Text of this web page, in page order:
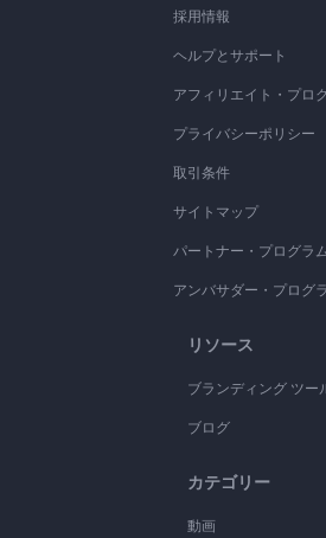
採用情報
ヘルプとサポート
アフィリエイト・プロ
プライバシーポリシー
取引条件
サイトマップ
パートナー・プログラ
アンバサダー・プログ
リソース
ブランディング ツー
ブログ
カテゴリー
動画